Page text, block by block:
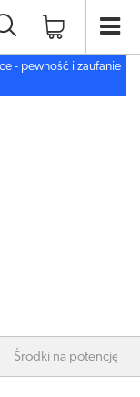
- pewność i zaufanie
Środki na potencję i